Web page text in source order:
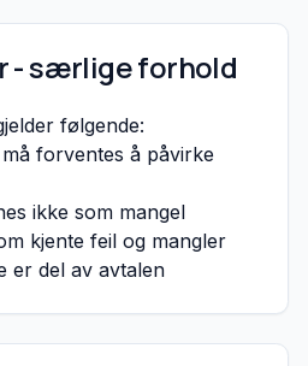
- særlige forhold
følgende:
forventes å påvirke
ikke som mangel
kjente feil og mangler
er del av avtalen